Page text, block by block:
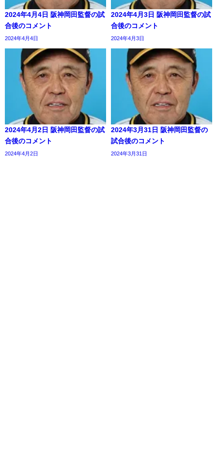
2024年4月4日 阪神岡田監督の試
合後のコメント
2024年4月4日
2024年4月3日 阪神岡田監督の試
合後のコメント
2024年4月3日
2024年4月2日 阪神岡田監督の試
合後のコメント
2024年4月2日
2024年3月31日 阪神岡田監督の
試合後のコメント
2024年3月31日